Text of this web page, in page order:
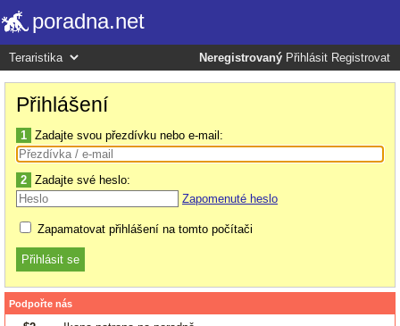
poradna.net
Neregistrovaný Přihlásit Registrovat
Přihlášení
1 Zadajte svou přezdívku nebo e-mail:
2 Zadajte své heslo:
Zapomenuté heslo
Zapamatovat přihlášení na tomto počítači
Podpořte nás